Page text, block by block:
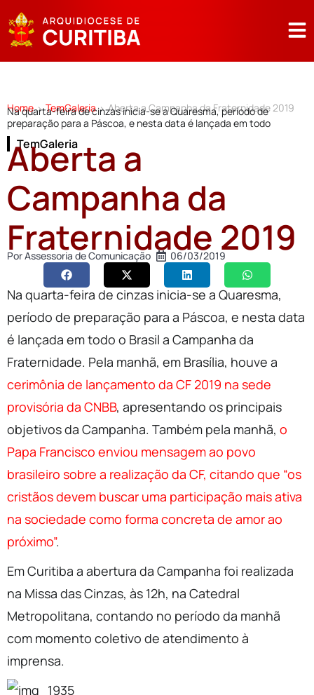
Home > TemGaleria > Aberta a Campanha da Fraternidade 2019
Na quarta-feira de cinzas inicia-se a Quaresma, período de
preparação para a Páscoa, e nesta data é lançada em todo
TemGaleria
Aberta a
Campanha da
Fraternidade 2019
PorAssessoria de Comunicação 06/03/2019
Na quarta-feira de cinzas inicia-se a Quaresma,
período de preparação para a Páscoa, e nesta data
é lançada em todo o Brasil a Campanha da
Fraternidade. Pela manhã, em Brasília, houve a
cerimônia de lançamento da CF 2019 na sede
provisória da CNBB, apresentando os principais
objetivos da Campanha. Também pela manhã, o
Papa Francisco enviou mensagem ao povo
brasileiro sobre a realização da CF, citando que “os
cristãos devem buscar uma participação mais ativa
na sociedade como forma concreta de amor ao
próximo”.
Em Curitiba a abertura da Campanha foi realizada
na Missa das Cinzas, às 12h, na Catedral
Metropolitana, contando no período da manhã
com momento coletivo de atendimento à
imprensa.